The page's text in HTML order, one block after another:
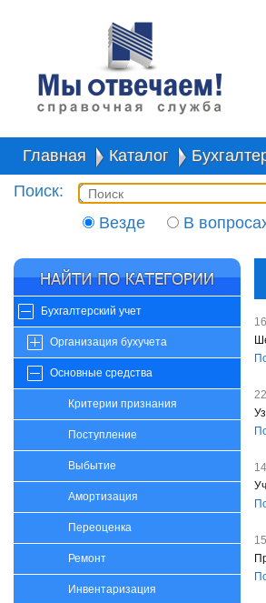
Главная Каталог
Поиск:
Везде
В
Бухгалтерский учет
Организация бухучета
Основные средства
Критерии признания
Поступление
Выбытие
Амортизация
Переоценка
Ремонт
Инвентаризация